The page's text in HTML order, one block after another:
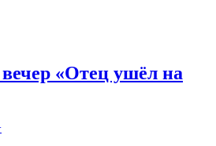
«Отец ушёл на